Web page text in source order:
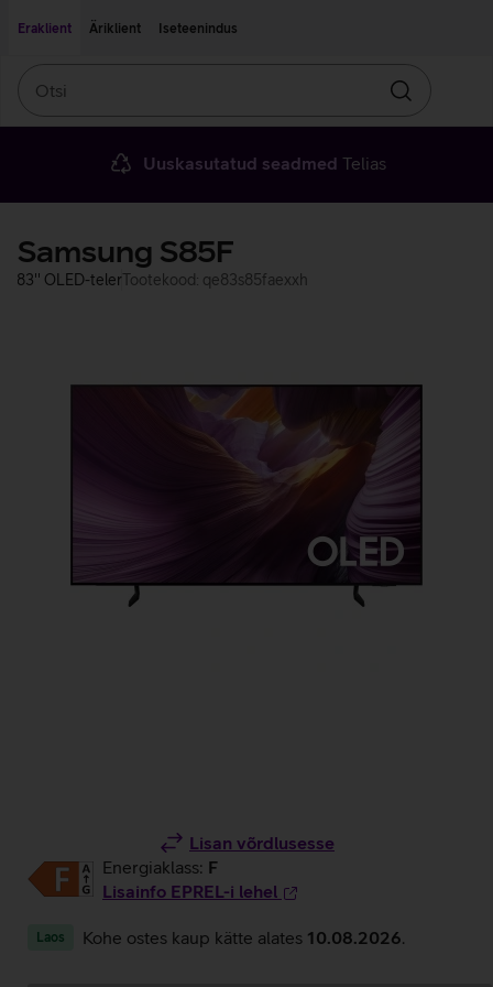
Eraklient
Äriklient Iseteenindus
Otsin
Uuskasutatud seadmed Telias
Samsung S85F
83'' OLED-telerTootekood: qe83s85faexxh
Lisan võrdlusesse
Energiaklass: F
Lisainfo EPREL-i lehel
Laos Kohe ostes kaup kätte alates 10.08.2026